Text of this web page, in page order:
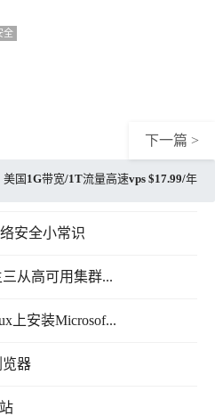
全
下一篇 >
美国1G带宽/1T流量高速vps $17.99/年
安全小常识
三从高可用集群...
上安装Microsof...
览器